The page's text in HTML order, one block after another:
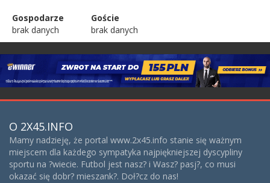
Gospodarze
brak danych
Goście
brak danych
O 2X45.INFO
Mamy nadzieję, że portal www.2x45.info stanie się ważnym
miejscem dla każdego sympatyka najpiękniejszej dyscypliny
sportu na ?wiecie. Futbol jest nasz? i Wasz? pasj?, co musi
okazać się dobr? mieszank?. Doł?cz do nas!